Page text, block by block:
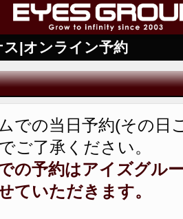
|オンライン予約
での当日予約(その日
ご了承ください。
の予約はアイズグル
ていただきます。